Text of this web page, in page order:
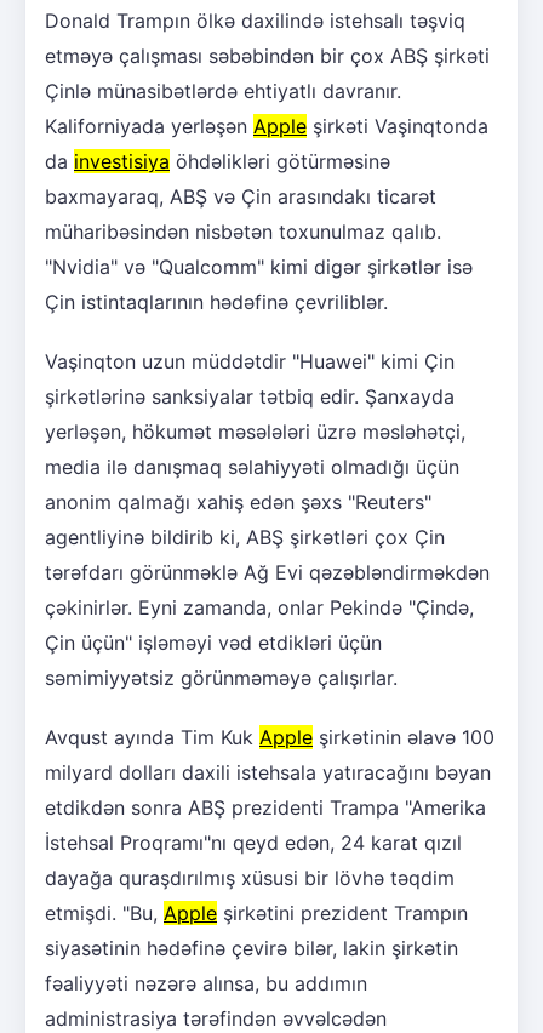
Donald Trampın ölkə daxilində istehsalı təşviq
etməyə çalışması səbəbindən bir çox ABŞ şirkəti
Çinlə münasibətlərdə ehtiyatlı davranır.
Kaliforniyada yerləşən Apple şirkəti Vaşinqtonda
da investisiya öhdəlikləri götürməsinə
baxmayaraq, ABŞ və Çin arasındakı ticarət
müharibəsindən nisbətən toxunulmaz qalıb.
"Nvidia" və "Qualcomm" kimi digər şirkətlər isə
Çin istintaqlarının hədəfinə çevriliblər.
Vaşinqton uzun müddətdir "Huawei" kimi Çin
şirkətlərinə sanksiyalar tətbiq edir. Şanxayda
yerləşən, hökumət məsələləri üzrə məsləhətçi,
media ilə danışmaq səlahiyyəti olmadığı üçün
anonim qalmağı xahiş edən şəxs "Reuters"
agentliyinə bildirib ki, ABŞ şirkətləri çox Çin
tərəfdarı görünməklə Ağ Evi qəzəbləndirməkdən
çəkinirlər. Eyni zamanda, onlar Pekində "Çində,
Çin üçün" işləməyi vəd etdikləri üçün
səmimiyyətsiz görünməməyə çalışırlar.
Avqust ayında Tim Kuk Apple şirkətinin əlavə 100
milyard dolları daxili istehsala yatıracağını bəyan
etdikdən sonra ABŞ prezidenti Trampa "Amerika
İstehsal Proqramı"nı qeyd edən, 24 karat qızıl
dayağa quraşdırılmış xüsusi bir lövhə təqdim
etmişdi. "Bu, Apple şirkətini prezident Trampın
siyasətinin hədəfinə çevirə bilər, lakin şirkətin
fəaliyyəti nəzərə alınsa, bu addımın
administrasiya tərəfindən əvvəlcədən